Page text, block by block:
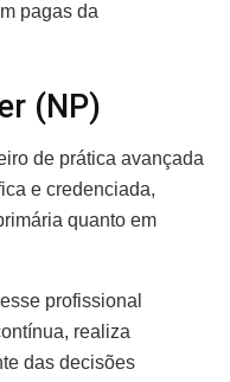
pagas da
(NP)
de prática avançada
e credenciada,
quanto em
profissional
realiza
das decisões